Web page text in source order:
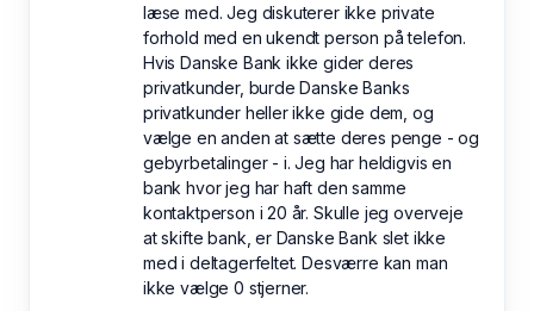
læse med. Jeg diskuterer ikke private
forhold med en ukendt person på telefon.
Hvis Danske Bank ikke gider deres
privatkunder, burde Danske Banks
privatkunder heller ikke gide dem, og
vælge en anden at sætte deres penge - og
gebyrbetalinger - i. Jeg har heldigvis en
bank hvor jeg har haft den samme
kontaktperson i 20 år. Skulle jeg overveje
at skifte bank, er Danske Bank slet ikke
med i deltagerfeltet. Desværre kan man
ikke vælge 0 stjerner.